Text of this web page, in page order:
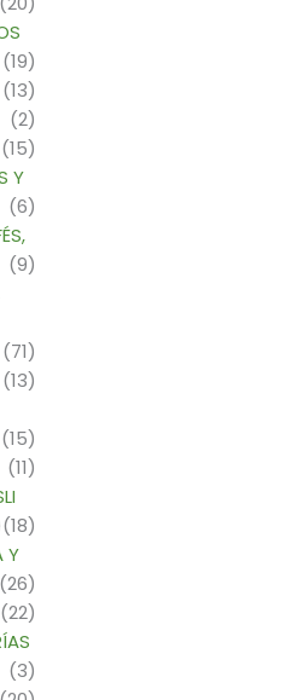
(19)
(13)
(2)
(15)
Y
(6)
(9)
(71)
(13)
(15)
(11)
(18)
Y
(26)
(22)
(3)